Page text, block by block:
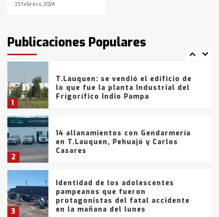
25 febrero, 2024
Publicaciones Populares
fueron detenidos por
comercialización de drogas en la
tarde del sábado
1
T.Lauquen: se vendió el edificio de
lo que fue la planta Industrial del
Frígorífico Indio Pampa
2
14 allanamientos con Gendarmería
en T.Lauquen, Pehuajó y Carlos
Casares
3
Identidad de los adolescentes
pampeanos que fueron
protagonistas del fatal accidente
en la mañana del lunes